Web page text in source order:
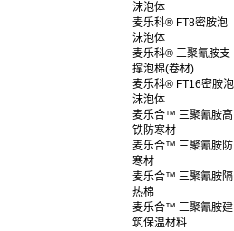
沫泡体
麦乐科® FT8密胺泡
沫泡体
麦乐科® 三聚氰胺支
撑泡棉(卷材)
麦乐科® FT16密胺泡
沫泡体
麦乐合™ 三聚氰胺高
铁防寒材
麦乐合™ 三聚氰胺防
寒材
麦乐合™ 三聚氰胺隔
热棉
麦乐合™ 三聚氰胺建
筑保温材料